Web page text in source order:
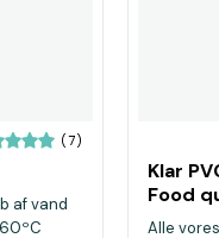
(7)
af vand
Klar
Food
Alle